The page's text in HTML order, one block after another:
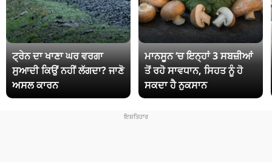
ਟ੍ਰੇਨ ਦਾ ਖਾਣਾ ਘਰ ਵਰਗਾ
ਸੁਆਦੀ ਕਿਉਂ ਨਹੀਂ ਲੱਗਦਾ? ਜਾਣੋ
ਅਸਲ ਕਾਰਨ
ਮਾਨਸੂਨ ‘ਚ ਇਨ੍ਹਾਂ 3 ਸਬਜ਼ੀਆਂ
ਤੋਂ ਰਹੋ ਸਾਵਧਾਨ, ਸਿਹਤ ਨੂੰ ਹੋ
ਸਕਦਾ ਹੈ ਨੁਕਸਾਨ